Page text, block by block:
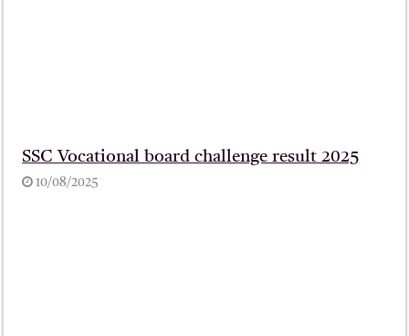
SSC Vocational board challenge result 2025
10/08/2025